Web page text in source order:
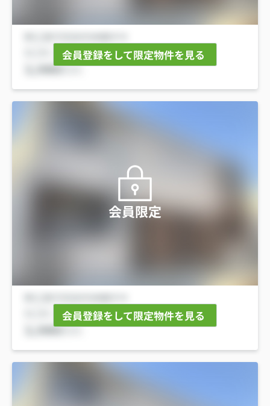
会員登録をして限定物件を見る
会員限定
会員登録をして限定物件を見る